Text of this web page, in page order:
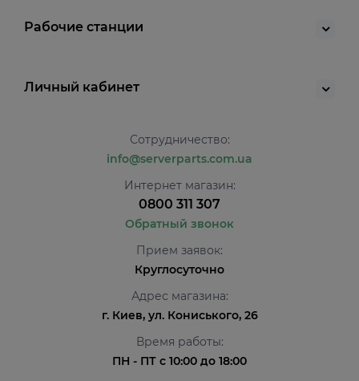
Рабочие станции
Личный кабинет
Сотрудничество:
info@serverparts.com.ua
Интернет магазин:
0800 311 307
Обратный звонок
Прием заявок:
Круглосуточно
Адрес магазина:
г. Киев, ул. Кониського, 26
Время работы:
ПН - ПТ с 10:00 до 18:00